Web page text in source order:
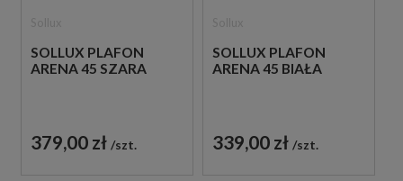
SOLLUX PLAFON
ARENA 45 SZARA
379,00 zł szt.
SOLLUX PLAFON
ARENA 45 BIAŁA
339,00 zł szt.